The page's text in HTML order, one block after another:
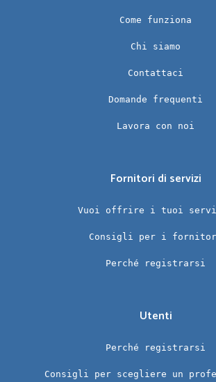
Come funziona
Chi siamo
Contattaci
Domande frequenti
Lavora con noi
Fornitori di servizi
Vuoi offrire i tuoi
Consigli per i
Perché registrarsi
Utenti
Perché registrarsi
Consigli per scegliere un